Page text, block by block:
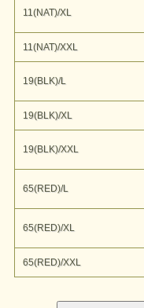
『VINTAGE V
BARNS OUTFITTERSが
ヘビーウェイトな生地を
機はBARNS
とのできない。
定番アイテムとしてリリ
クフィットとして変わらぬ
そんな"COZUN"シリーズ
唯一無二の一枚へと成長し
フロントとバックのデザ
居の中心に富士山が見える。
まるで現実からと神域か
うなスピリチュアルな強
モデル：
試着した感想：
11(NAT)/XL
11(NAT)/XXL
19(BLK)/L
19(BLK)/XL
19(BLK)/XXL
65(RED)/L
65(RED)/XL
65(RED)/XXL